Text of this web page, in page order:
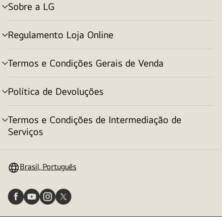
Sobre a LG
alternar
menu
Regulamento Loja Online
alternar
menu
Termos e Condições Gerais de Venda
alternar
menu
Política de Devoluções
alternar
menu
Termos e Condições de Intermediação de
Serviços
alternar
Brasil, Português